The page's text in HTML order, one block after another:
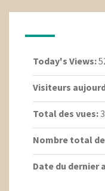
Today's Views:
Visiteurs
Total des vues:
Nombre total
Date du dernier